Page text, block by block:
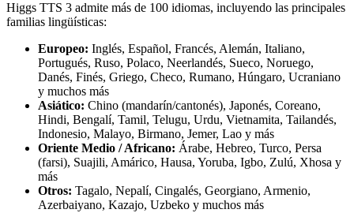
Higgs TTS 3 admite más de 100 idiomas, incluyendo las principales
familias lingüísticas:
Europeo: Inglés, Español, Francés, Alemán, Italiano,
Portugués, Ruso, Polaco, Neerlandés, Sueco, Noruego,
Danés, Finés, Griego, Checo, Rumano, Húngaro, Ucraniano
y muchos más
Asiático: Chino (mandarín/cantonés), Japonés, Coreano,
Hindi, Bengalí, Tamil, Telugu, Urdu, Vietnamita, Tailandés,
Indonesio, Malayo, Birmano, Jemer, Lao y más
Oriente Medio / Africano: Árabe, Hebreo, Turco, Persa
(farsi), Suajili, Amárico, Hausa, Yoruba, Igbo, Zulú, Xhosa y
más
Otros: Tagalo, Nepalí, Cingalés, Georgiano, Armenio,
Azerbaiyano, Kazajo, Uzbeko y muchos más